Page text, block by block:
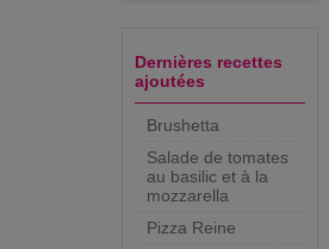
Dernières recettes
ajoutées
Brushetta
Salade de tomates
au basilic et à la
mozzarella
Pizza Reine